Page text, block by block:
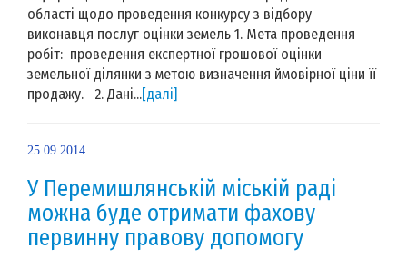
області щодо проведення конкурсу з відбору
виконавця послуг оцінки земель 1. Мета проведення
робіт: проведення експертної грошової оцінки
земельної ділянки з метою визначення ймовірної ціни її
продажу. 2. Дані...[далі]
25.09.2014
У Перемишлянській міській раді
можна буде отримати фахову
первинну правову допомогу